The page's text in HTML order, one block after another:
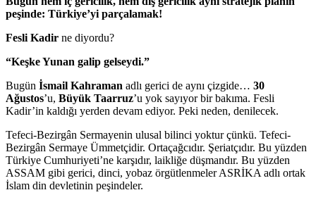
peşinde: Türkiye’yi parçalamak!
Fesli Kadir ne diyordu?
“Keşke Yunan galip gelseydi.”
Bugün İsmail Kahraman adlı gerici de aynı çizgide… 30
Ağustos’u, Büyük Taarruz’u yok sayıyor bir bakıma. Fesli
Kadir’in kaldığı yerden devam ediyor. Peki neden, denilecek.
Tefeci-Bezirgân Sermayenin ulusal bilinci yoktur çünkü. Tefeci-
Bezirgân Sermaye Ümmetçidir. Ortaçağcıdır. Şeriatçıdır. Bu yüzden
Türkiye Cumhuriyeti’ne karşıdır, laikliğe düşmandır. Bu yüzden
ASSAM gibi gerici, dinci, yobaz örgütlenmeler ASRİKA adlı ortak
İslam din devletinin peşindeler.